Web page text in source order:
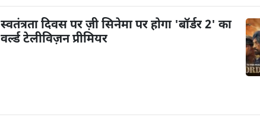
स्वतंत्रता दिवस पर ज़ी सिनेमा पर होगा 'बॉर्डर 2' का
वर्ल्ड टेलीविज़न प्रीमियर